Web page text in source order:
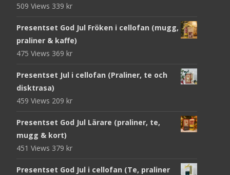
509 Views 339 kr
Presentset God Jul Fröken i cellofan (mugg,
praliner & kaffe)
475 Views 369 kr
Presentset Jul i cellofan (Praliner, te och
disktrasa)
459 Views 209 kr
Presentset God Jul Lärare (praliner, te,
mugg & kort)
451 Views 379 kr
Presentset God Jul i cellofan (Te, praliner